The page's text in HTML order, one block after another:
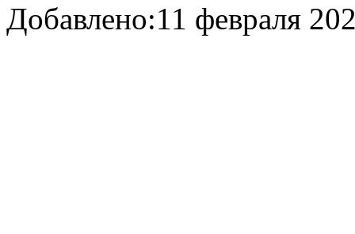
Добавлено:11 февраля